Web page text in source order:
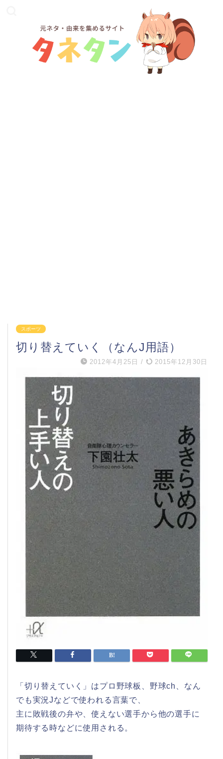
スポーツ
切り替えていく（なんJ用語）
2012年4月25日 / 2015年12月30日
「切り替えていく」はプロ野球板、野球ch、なん
でも実況Jなどで使われる言葉で、
主に敗戦後の弁や、使えない選手から他の選手に
期待する時などに使用される。